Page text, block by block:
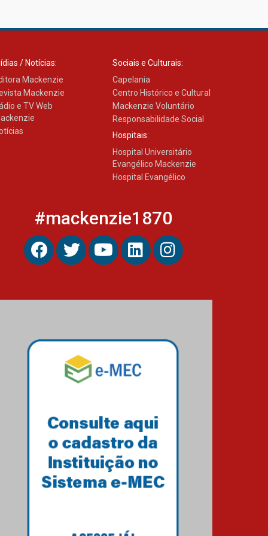
educação superior
/ Notícias:
Mackenzie
Mackenzie
e TV Web
Sociais e Culturais:
Capelania
Centro Histórico e Cultural
Mackenzie Voluntário
Responsabilidade Social
Hospitais:
Hospital Universitário
Evangélico Mackenzie
Hospital Evangélico
#mackenzie1870